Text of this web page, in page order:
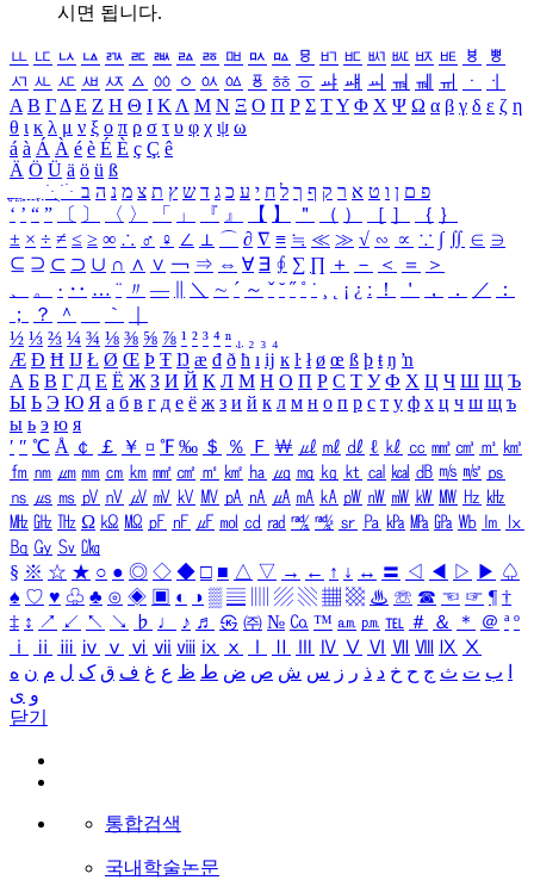
시면 됩니다.
ㅥ ㅦ ㅧ ㅨ ㅩ ㅪ ㅫ ㅬ ㅭ ㅮ ㅯ ㅰ ㅱ ㅲ ㅳ ㅴ ㅵ ㅶ ㅷ ㅸ
ㅹ
ㅺ ㅻ ㅼ ㅽ ㅾ ㅿ ㆀ ㆁ ㆂ ㆃ ㆄ ㆅ ㆆ ㆇ ㆈ ㆉ ㆊ ㆋ ㆌ ㆍ
ㆎ
Α Β ΓΔ Ε Ζ Η Θ Ι ΚΛ Μ Ν Ξ Ο Π Ρ Σ ΤΥ Φ Χ Ψ Ω α β γ δ ε ζ η
θ ι κ λ μ ν ξ ο π ρ σ τ υ φ χ ψ ω
á à Á À é è É È ç Ç ê
Ä Ö Ü ä ö ü ß
ִֶֹ ֻּ ׁׂ פ ם ן ו ט א ר ק ף ך ל ח י ע כ ג ד ש ץ ת צ מ נ ה ב
‘ ’ “ ” 〔 〕 〈 〉 「 」 『 』 【 】 ＂ （ ） ［ ］ ｛ ｝
± × ÷ ≠ ≤ ≥ ∞ ∴ ♂ ♀ ∠ ⊥ ⌒ ∂ ∇ ≡ ≒ ≪ ≫ √ ∽ ∝ ∵ ∫ ∬ ∈ ∋
⊆ ⊇ ⊂ ⊃ ∪ ∩ ∧ ∨ ￢ ⇒ ⇔ ∀ ∃ ∮ ∑ ∏ ＋ － ＜ ＝
＞
、
。 · ‥ … ¨ 〃 ― ＼ ∼ ´ ～ ˇ ˘ ˝ ˚ ˙ ¸ ¡ ¿ ː ！ ＇ ， ． ／
：
；
？ ＾ ｀
½ ⅓ ⅔ ¼ ¾ ⅛ ⅜ ⅝ ⅞ ¹ ² ³ ⁴ ⁿ ₁ ₂ ₃ ₄
Æ Ð Ħ Ĳ Ł Ø Œ Þ Ŧ Ŋ æ đ ð ħ ı ĳ ĸ ŀ ł ø œ ß þ ŧ ŋ ŉ
А Б В Г Д Е Ё Ж З И Й К Л М Н О П Р С Т У Ф Х Ц Ч Ш Щ Ъ
Ы Ь Э Ю Я а б в г д е ё ж з и й к л м н о п р с т у ф х ц ч ш щ ъ
ы ь э ю я
′ ″ ℃ Å ￠ ￡ ￥ ¤ ℉ ‰ ＄ ％ Ｆ ￦ ㎕ ㎖ ㎗ ℓ ㎘ ㏄ ㎣ ㎤ ㎥ ㎦
㎙ ㎚ ㎛ ㎜ ㎝ ㎞ ㎟ ㎠ ㎡ ㎢ ㏊ ㎍ ㎎ ㎏ ㏏ ㎈ ㎉ ㏈ ㎧ ㎨ ㎰
㎱ ㎲ ㎳ ㎴ ㎵ ㎶ ㎷ ㎸ ㎹ ㎀ ㎁ ㎂ ㎃ ㎄ ㎺ ㎻ ㎽ ㎾ ㎿ ㎐ ㎑
㎒ ㎓ ㎔ Ω ㏀ ㏁ ㎊ ㎋ ㎌ ㏖ ㏅ ㎭ ㎮ ㎯ ㏛ ㎩ ㎪ ㎫ ㎬ ㏝ ㏐
㏓
㏃ ㏉ ㏜ ㏆
§ ※ ☆ ★ ○ ● ◎ ◇ ◆ □ ■ △ ▽ → ← ↑ ↓ ↔ 〓 ◁ ◀ ▷ ▶ ♤
♠ ♡ ♥ ♧ ♣ ⊙ ◈ ▣ ◐ ◑ ▒ ▤ ▨ ▧ ▦ ▩ ♨ ☏ ☎ ☜ ☞ ¶ †
‡ ↕ ↗ ↙ ↖ ↘ ♭ ♩ ♪ ♬ ㉿ ㈜ № ㏇ ™ ㏂ ㏘ ℡ ＃ ＆ ＊ ＠ ª º
ⅰ
ⅱ ⅲ ⅳ ⅴ ⅵ ⅶ ⅷ ⅸ ⅹ Ⅳ Ⅴ Ⅵ Ⅶ Ⅷ Ⅸ Ⅹ
ب ت ث ج ح خ د ذ ر ز س ش ص ض ط ظ ع غ ف ق ک ل م ن ه
و ی
닫기
통합검색
국내학술논문